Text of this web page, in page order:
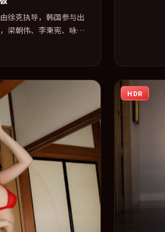
徐克执导，韩国参与出
梁朝伟、李秉宪、咏
叙事、表演与视听上力
线及主流平台同步亮相，
欢强情节与人物弧光的
HDR